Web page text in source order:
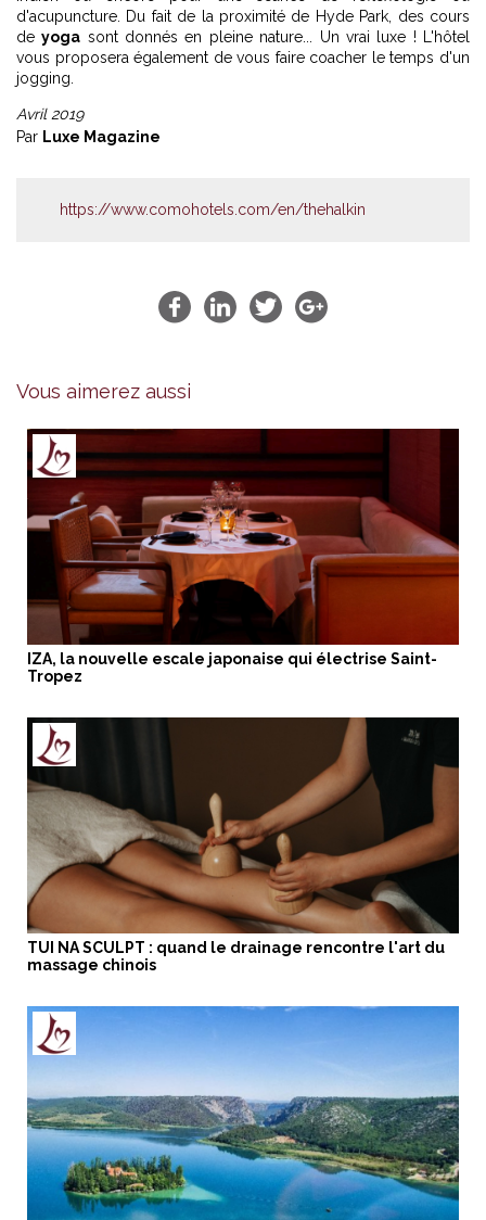
d'acupuncture. Du fait de la proximité de Hyde Park, des cours
deyoga sont donnés en pleine nature... Un vrai luxe ! L'hôtel
vous proposera également de vous faire coacher le temps d'un
jogging.
Avril 2019
Par Luxe Magazine
https://www.comohotels.com/en/thehalkin
Vous aimerez aussi
IZA, la nouvelle escale japonaise qui électrise Saint-
Tropez
TUI NA SCULPT : quand le drainage rencontre l'art du
massage chinois